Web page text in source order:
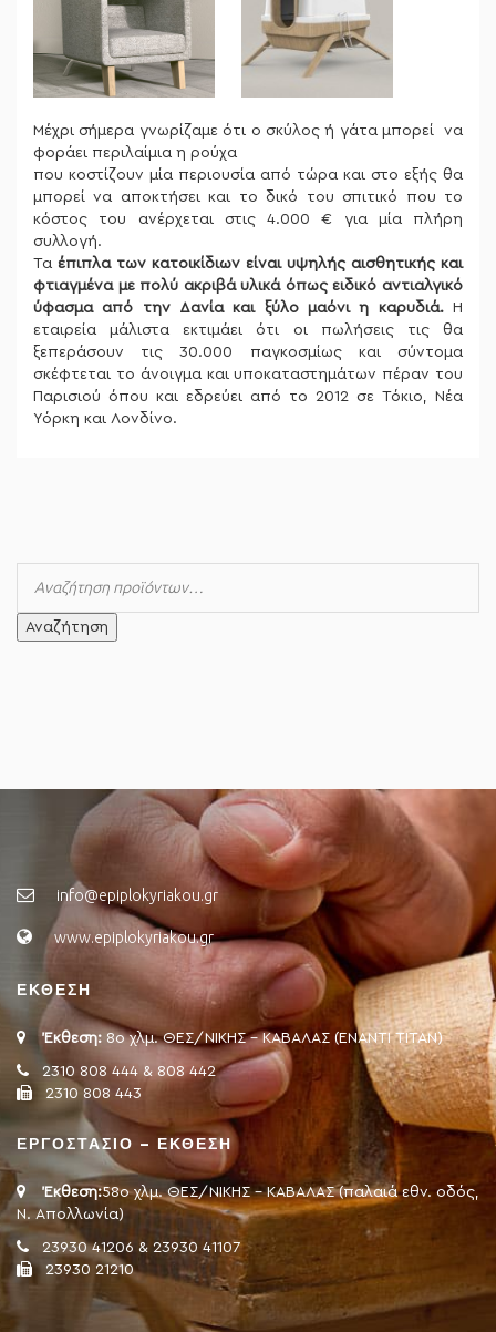
Μέχρι σήμερα γνωρίζαμε ότι ο σκύλος ή γάτα μπορεί να
φοράει περιλαίμια η ρούχα
που κοστίζουν μία περιουσία από τώρα και στο εξής θα
μπορεί να αποκτήσει και το δικό του σπιτικό που το
κόστος του ανέρχεται στις 4.000 € για μία πλήρη
συλλογή.
Τα έπιπλα των κατοικίδιων είναι υψηλής αισθητικής και
φτιαγμένα με πολύ ακριβά υλικά όπως ειδικό αντιαλγικό
ύφασμα από την Δανία και ξύλο μαόνι η καρυδιά.
Η
εταιρεία μάλιστα εκτιμάει ότι οι πωλήσεις τις θα
ξεπεράσουν τις 30.000 παγκοσμίως και σύντομα
σκέφτεται το άνοιγμα και υποκαταστημάτων πέραν του
Παρισιού όπου και εδρεύει από το 2012 σε Τόκιο, Νέα
Υόρκη και Λονδίνο.
Αναζήτηση
info@epiplokyriakou.gr
www.epiplokyriakou.gr
ΕΚΘΕΣΗ
Έκθεση: 8ο χλμ. ΘΕΣ/ΝΙΚΗΣ - ΚΑΒΑΛΑΣ (ΕΝΑΝΤΙ ΤΙΤΑΝ)
2310 808 444 & 808 442
2310 808 443
ΕΡΓΟΣΤΑΣΙΟ – ΕΚΘΕΣΗ
Έκθεση:58ο χλμ. ΘΕΣ/ΝΙΚΗΣ - ΚΑΒΑΛΑΣ (παλαιά εθν. οδός,
Ν. Απολλωνία)
23930 41206 & 23930 41107
23930 21210